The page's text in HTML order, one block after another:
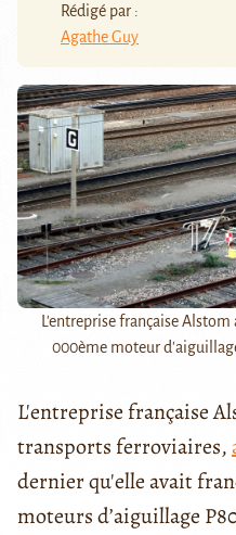
Rédigé par :
Agathe Guy
L'entreprise française
000ème moteur
L'entreprise française
transports ferroviaires,
dernier qu'elle avait
moteurs d’aiguillage